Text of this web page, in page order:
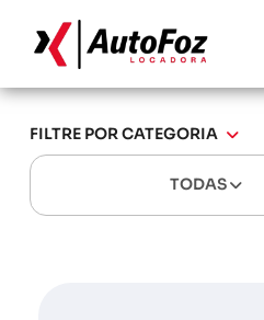
FILTRE POR CATEGORIA
TODAS